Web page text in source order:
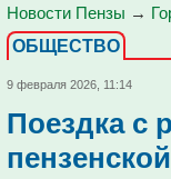
Новости Пензы →
ОБЩЕСТВО
9 февраля 2026, 11:14
Поездка с